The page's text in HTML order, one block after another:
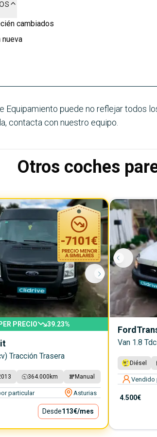
cambiados
nueva
Equipamiento puede no reflejar todos
contacta con nuestro equipo.
Otros coches
-7101€
PRECIO 39.23%
Tracción Trasera
364.000 km Manual
particular Asturias
Desde113€/mes
Ford
Van 1.8
Diésel
Vendido
4.500€